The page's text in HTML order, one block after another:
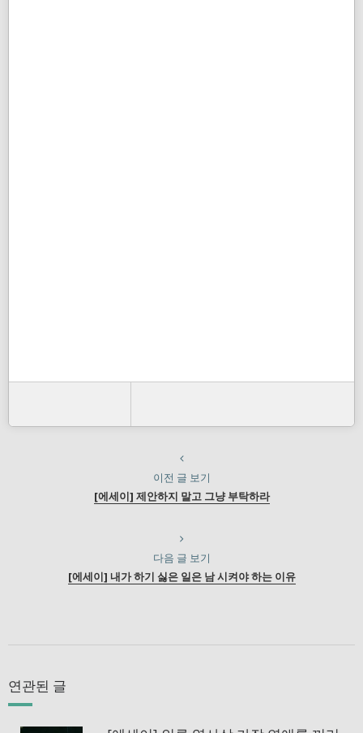
이전 글 보기
[에세이] 제안하지 말고 그냥 부탁하라
다음 글 보기
[에세이] 내가 하기 싫은 일은 남 시켜야 하는 이유
연관된 글